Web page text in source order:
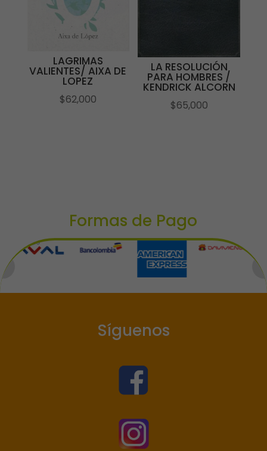
LAGRIMAS
VALIENTES/ AIXA DE
LOPEZ
$62,000
LA RESOLUCIÓN
PARA HOMBRES /
KENDRICK ALCORN
$65,000
Formas de Pago
Síguenos

